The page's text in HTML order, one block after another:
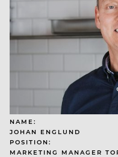
NAME:
JOHAN ENGLUND
POSITION:
MARKETING MANAGER